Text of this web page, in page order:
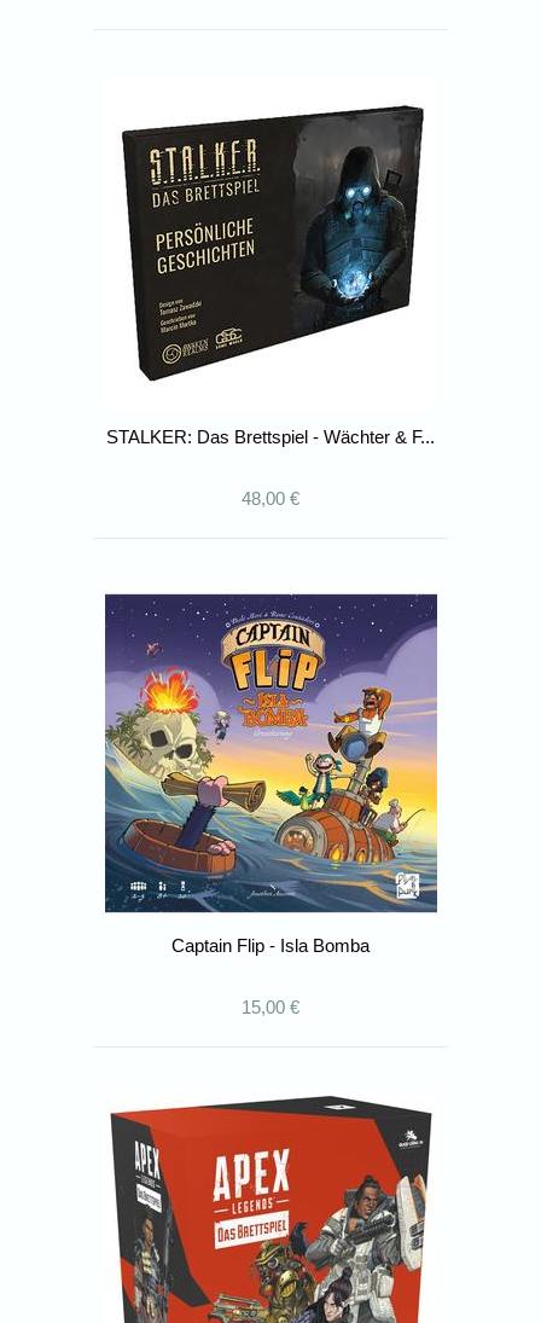
STALKER: Das Brettspiel - Wächter & F...
48,00 €
Captain Flip - Isla Bomba
15,00 €